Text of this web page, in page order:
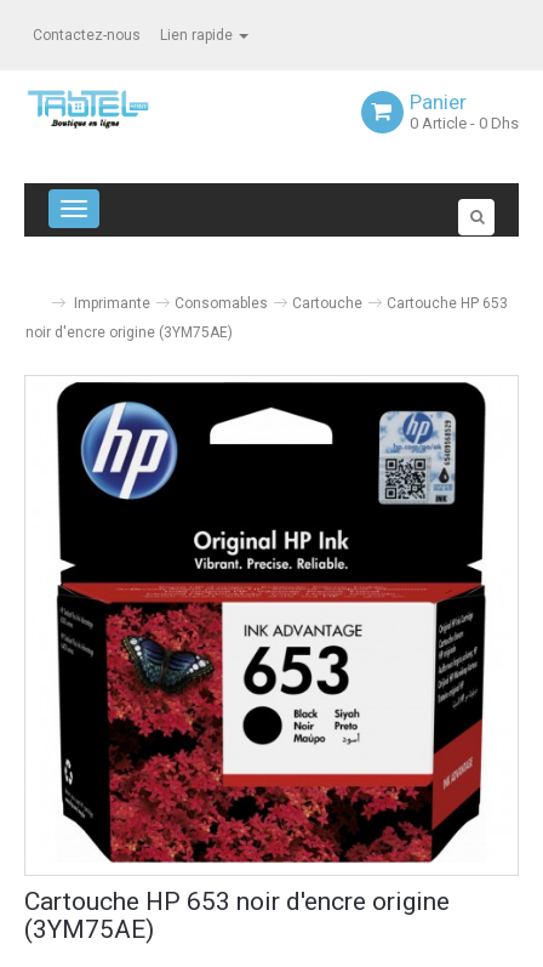
Contactez-nous Lien rapide
Panier
0 Article - 0 Dhs
Navigation bascule
Imprimante Consomables Cartouche
Cartouche HP 653
noir d'encre origine (3YM75AE)
Cartouche HP 653 noir d'encre origine
(3YM75AE)